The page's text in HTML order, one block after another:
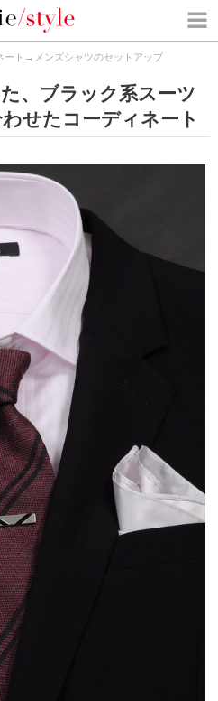
ート → メンズシャツのセットアップ
、ブラック系スーツ
せたコーディネート